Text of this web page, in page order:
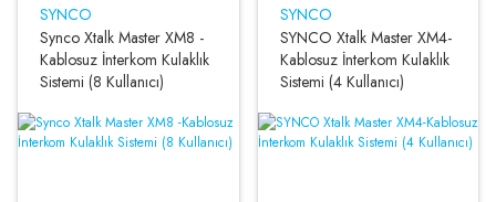
SYNCO
Synco Xtalk Master XM8 -
Kablosuz İnterkom Kulaklık
Sistemi (8 Kullanıcı)
SYNCO
SYNCO Xtalk Master XM4-
Kablosuz İnterkom Kulaklık
Sistemi (4 Kullanıcı)